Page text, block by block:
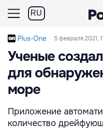
RU
Plus-One 5 февраля 2021,
Ученые
для
море
Приложение
количество